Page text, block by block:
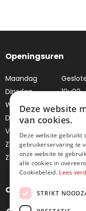
Openingsuren
Maandag
Dinsdag
10u00
Woensdag
10u00
Donderdag
Vrijdag
Zaterdag
10u00
Zondag
Contacteer ons
Deze website
van cookies.
Deze website gebruikt
gebruikerservaring te
onze website te
alle cookies in
Cookiebeleid. Lees
STRIKT